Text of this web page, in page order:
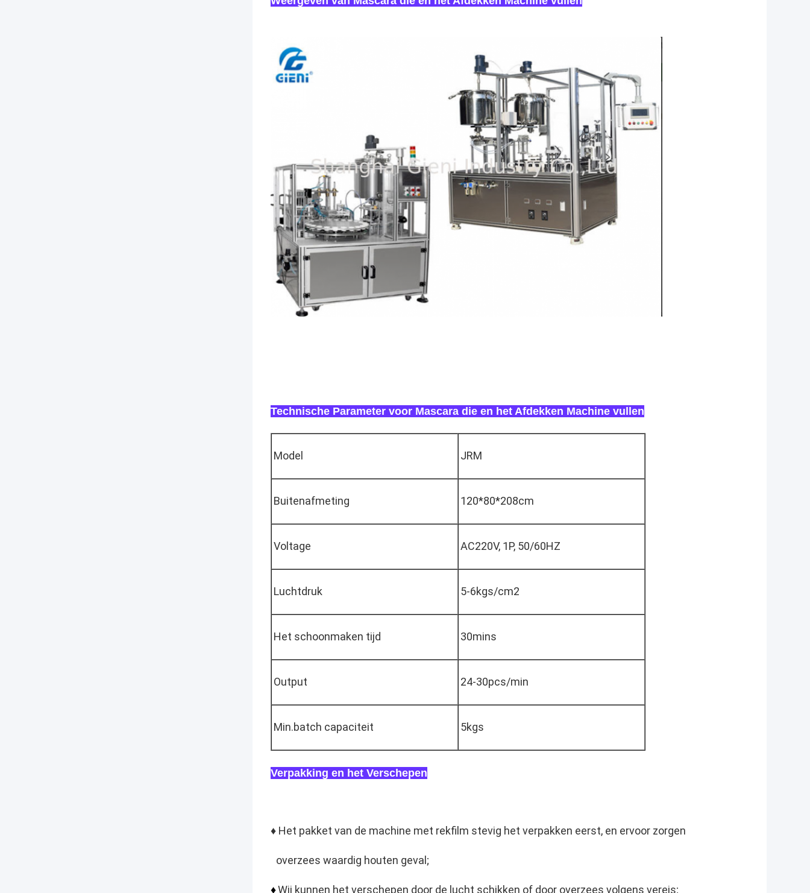
Technische Parameter voor Mascara die en het Afdekken Machine vullen
Model JRM
Buitenafmeting 120*80*208cm
Voltage AC220V, 1P, 50/60HZ
Luchtdruk 5-6kgs/cm2
Het schoonmaken tijd 30mins
Output 24-30pcs/min
Min.batch capaciteit 5kgs
Verpakking en het Verschepen
♦ Het pakket van de machine met rekfilm stevig het verpakken eerst, en ervoor zorgen
overzees waardig houten geval;
♦Wij kunnen het verschepen door de lucht schikken of door overzees volgens vereis;